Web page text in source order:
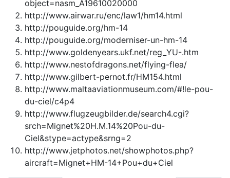
object=nasm_A19610020000
http://www.airwar.ru/enc/law1/hm14.html
http://pouguide.org/hm-14
http://pouguide.org/moderniser-un-hm-14
http://www.goldenyears.ukf.net/reg_YU-.htm
http://www.nestofdragons.net/flying-flea/
http://www.gilbert-pernot.fr/HM154.html
http://www.maltaaviationmuseum.com/#!le-pou-
du-ciel/c4p4
http://www.flugzeugbilder.de/search4.cgi?
srch=Mignet%20H.M.14%20Pou-du-
Ciel&stype=actype&srng=2
http://www.jetphotos.net/showphotos.php?
aircraft=Mignet+HM-14+Pou+du+Ciel